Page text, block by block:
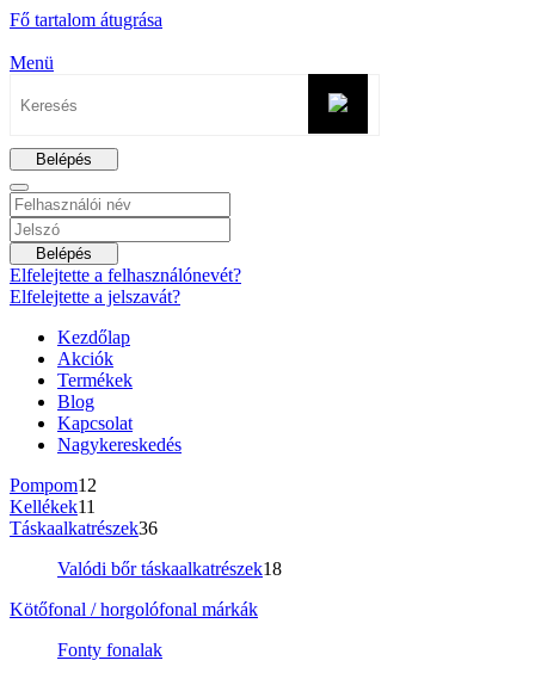
Fő tartalom átugrása
Menü
Belépés
Belépés
Elfelejtette a felhasználónevét?
Elfelejtette a jelszavát?
Kezdőlap
Akciók
Termékek
Blog
Kapcsolat
Nagykereskedés
Pompom12
Kellékek11
Táskaalkatrészek36
Valódi bőr táskaalkatrészek18
Kötőfonal / horgolófonal márkák
Fonty fonalak